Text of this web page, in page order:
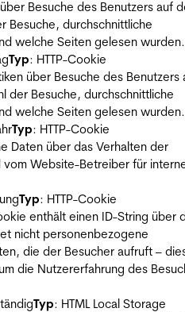
Besuche des Benutzers auf
Besuche, durchschnittliche
welche Seiten gelesen wurden.
Typ: HTTP-Cookie
über Besuche des Benutzers
der Besuche, durchschnittliche
welche Seiten gelesen wurden.
Typ: HTTP-Cookie
Daten über das Verhalten der
Website-Betreiber für
Typ: HTTP-Cookie
enthält einen ID-String über
nicht personenbezogene
die der Besucher aufruft –
die Nutzererfahrung des
Typ: HTML Local Storage